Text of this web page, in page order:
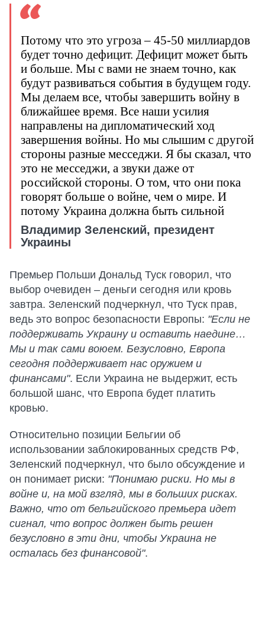
Потому что это угроза – 45-50 миллиардов
будет точно дефицит. Дефицит может быть
и больше. Мы с вами не знаем точно, как
будут развиваться события в будущем году.
Мы делаем все, чтобы завершить войну в
ближайшее время. Все наши усилия
направлены на дипломатический ход
завершения войны. Но мы слышим с другой
стороны разные месседжи. Я бы сказал, что
это не месседжи, а звуки даже от
российской стороны. О том, что они пока
говорят больше о войне, чем о мире. И
потому Украина должна быть сильной
Владимир Зеленский, президент
Украины
Премьер Польши Дональд Туск говорил, что
выбор очевиден – деньги сегодня или кровь
завтра. Зеленский подчеркнул, что Туск прав,
ведь это вопрос безопасности Европы: "Если не
поддерживать Украину и оставить наедине…
Мы и так сами воюем. Безусловно, Европа
сегодня поддерживает нас оружием и
финансами". Если Украина не выдержит, есть
большой шанс, что Европа будет платить
кровью.
Относительно позиции Бельгии об
использовании заблокированных средств РФ,
Зеленский подчеркнул, что было обсуждение и
он понимает риски: "Понимаю риски. Но мы в
войне и, на мой взгляд, мы в больших рисках.
Важно, что от бельгийского премьера идет
сигнал, что вопрос должен быть решен
безусловно в эти дни, чтобы Украина не
осталась без финансовой".